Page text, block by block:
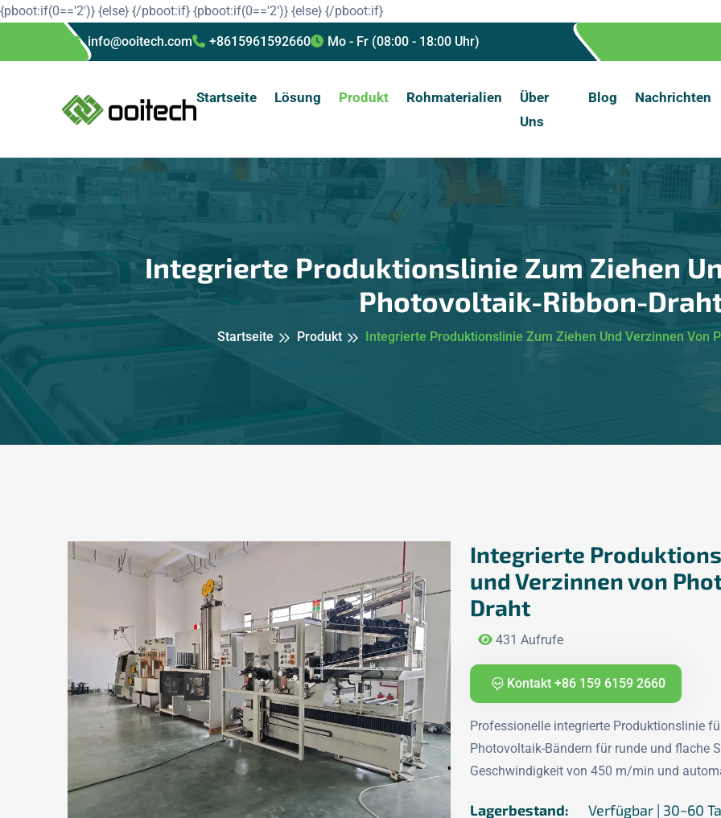
{pboot:if(0=='2')} {else} {/pboot:if} {pboot:if(0=='2')} {else} {/pboot:if}
info@ooitech.com
+8615961592660 Mo - Fr (08:00 - 18:00 Uhr)
Startseite Lösung Produkt Rohmaterialien
Über
Uns
Blog Nachrichten
Integrierte Produktionslinie Zum Ziehen
Photovoltaik-Ribbon-
Startseite Produkt Integrierte Produktionslinie Zum Ziehen Und Verzinnen Von
Integrierte
und Verzinnen von
Draht
431 Aufrufe
Kontakt +86 159 6159 2660
Professionelle integrierte Produktionslinie
Photovoltaik-Bändern für runde und flache
Geschwindigkeit von 450 m/min und
Lagerbestand:
Verfügbar | 30~60